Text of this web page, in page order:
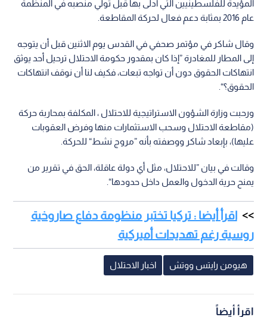
المؤيدة للفلسطينيين التي أدلى بها قبل تولي منصبه في المنظمة
عام 2016 بمثابة دعم فعال لحركة المقاطعة.
وقال شاكر في مؤتمر صحفي في القدس يوم الاثنين قبل أن يتوجه
إلى المطار للمغادرة ”إذا كان بمقدور حكومة الاحتلال ترحيل أحد يوثق
انتهاكات الحقوق دون أن تواجه تبعات، فكيف لنا أن نوقف انتهاكات
الحقوق؟“.
ورحبت وزارة الشؤون الاستراتيجية للاحتلال ، المكلفة بمحاربة حركة
(مقاطعة الاحتلال وسحب الاستثمارات منها وفرض العقوبات
عليها)، بإبعاد شاكر ووصفته بأنه ”مروج نشط“ للحركة.
وقالت في بيان ”للاحتلال، مثل أي دولة عاقلة، الحق في تقرير من
يمنح حرية الدخول والعمل داخل حدودها“.
اقرأ أيضا : تركيا تختبر منظومة دفاع صاروخية
روسية رغم تهديدات أميركية
هيومن رايتس ووتش اخبار الاحتلال
اقرأ أيضاً